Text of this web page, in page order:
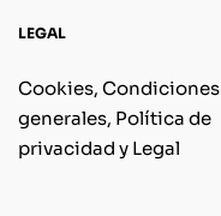
LEGAL
Cookies, Condiciones
generales, Política de
privacidad y Legal